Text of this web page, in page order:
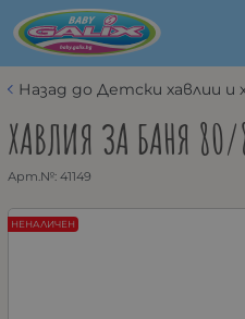
Назад до Детски хавлии и
ХАВЛИЯ ЗА БАНЯ
Арт.№: 41149
НЕНАЛИЧЕН